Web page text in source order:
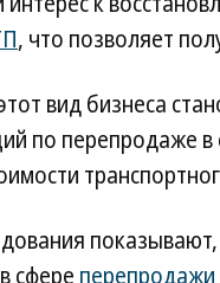
, что позволяет
вид бизнеса
по перепродаже в
сфере